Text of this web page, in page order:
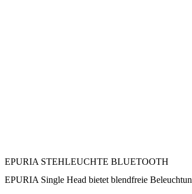
EPURIA STEHLEUCHTE BLUETOOTH
EPURIA Single Head bietet blendfreie